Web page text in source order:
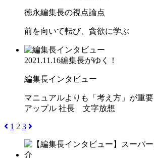
徳永編集長の視点論点
前を向いて転び、貪欲に学ぶ
2021.11.16編集長がゆく！
編集長インタビュー
マニュアルよりも「考え方」が重要
アップル 社長 文字放想
1 2 3